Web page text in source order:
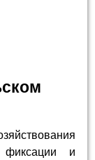
фиксации и